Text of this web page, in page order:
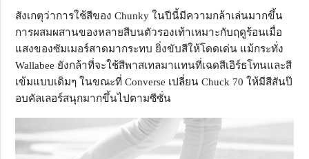
สังเกตุว่าการใช้สีของ Chunky ในปีนี้มีความกล้าเล่นมากขึ้น
การผสมผสานของหลายสีบนตัวรองเท้าเหมาะกับฤดูร้อนเมื่อ
แสงของซัมเมอร์สาดมากระทบ ยิ่งขับสีให้โดดเด่น แม้กระทั่ง
Wallabee ยังกล้าที่จะใช้สีพาสเทลมาแทนที่เฉดสีเอิร์ธโทนและสี
เข้มแบบเดิมๆ ในขณะที่ Converse เปลี่ยน Chuck 70 ให้มีสีสันป๊
อบคัลเลอร์สนุกมากขึ้นไปตามซีซั่น